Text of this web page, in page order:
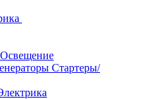
Освещение
Стартеры/